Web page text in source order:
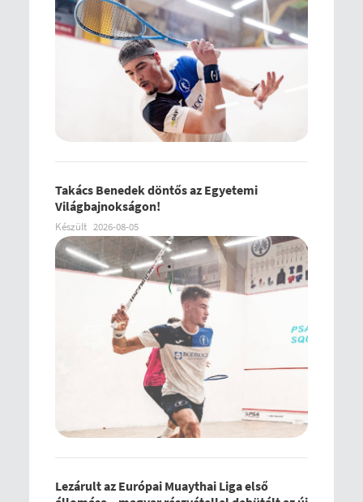
Takács Benedek döntős az Egyetemi
Világbajnokságon!
Készült 2026-08-05
Lezárult az Európai Muaythai Liga első